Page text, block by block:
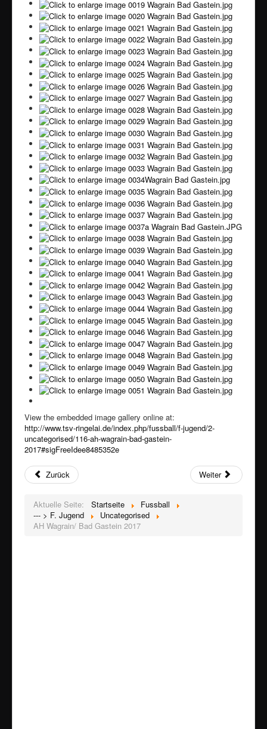
View the embedded image gallery online at:
http://www.tsv-ringelai.de/index.php/fussball/f-jugend/2-
uncategorised/116-ah-wagrain-bad-gastein-
2017#sigFreeIdee8485352e
Zurück Weiter
Aktuelle Seite: Startseite
Fussball
--- > F. Jugend
Uncategorised
AH Wagrain/ Bad Gastein 2017